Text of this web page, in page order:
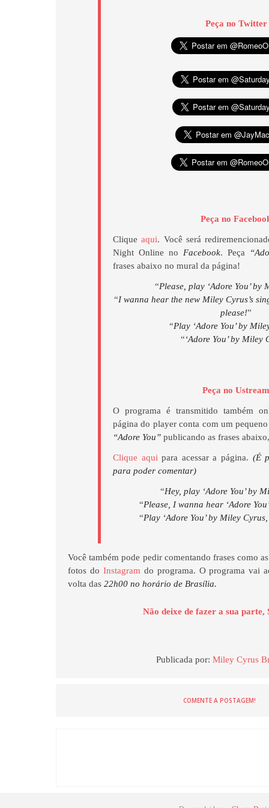
Peça no Twitter
Peça no
Cliqueaqui. Você será
Night Online no Facebook. Peça
frases abaixo no mural da página!
“Please, play ‘Adore You’ by
“I wanna hear the new Miley Cyrus’s
please!”
“Play ‘Adore You’ by
“‘Adore You’ by Miley
Peça no
O programa é transmitido também
página do player conta com um
“Adore You” publicando as frases
Clique aquipara acessar a página. (É
para poder comentar)
“Hey, play ‘Adore You’ by
“Please, I wanna hear ‘Adore
“Play ‘Adore You’ by Miley
Você também pode pedir comentando frases como
fotos do Instagramdo programa. O programa vai
volta das22h00 no horário de Brasília.
Não deixe de fazer a sua parte,
Publicada por:Miley Cyrus
COMENTE A POSTAGEM!